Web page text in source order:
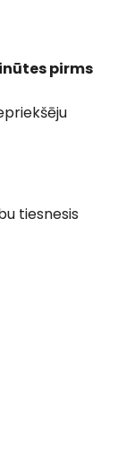
pirms
tiesnesis